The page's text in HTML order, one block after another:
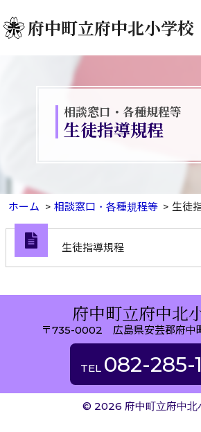
府中町立府中北小学校
相談窓口・各種規程等
生徒指導規程
ホーム 相談窓口・各種規程等 生徒
生徒指導規程
府中町立府中北
〒735-0002 広島県安芸郡府中
TEL 082-285-
© 2026 府中町立府中北